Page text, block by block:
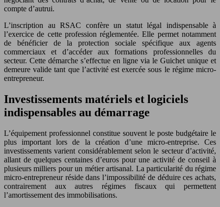
compte d’autrui.
L’inscription au RSAC confère un statut légal indispensable à
l’exercice de cette profession réglementée. Elle permet notamment
de bénéficier de la protection sociale spécifique aux agents
commerciaux et d’accéder aux formations professionnelles du
secteur. Cette démarche s’effectue en ligne via le Guichet unique et
demeure valide tant que l’activité est exercée sous le régime micro-
entrepreneur.
Investissements matériels et logiciels
indispensables au démarrage
L’équipement professionnel constitue souvent le poste budgétaire le
plus important lors de la création d’une micro-entreprise. Ces
investissements varient considérablement selon le secteur d’activité,
allant de quelques centaines d’euros pour une activité de conseil à
plusieurs milliers pour un métier artisanal. La particularité du régime
micro-entrepreneur réside dans l’impossibilité de déduire ces achats,
contrairement aux autres régimes fiscaux qui permettent
l’amortissement des immobilisations.